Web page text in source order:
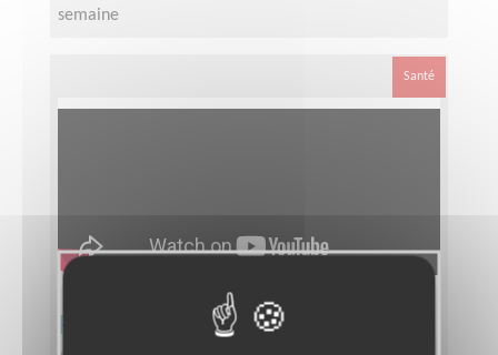
semaine
Santé
Responsable du pôle